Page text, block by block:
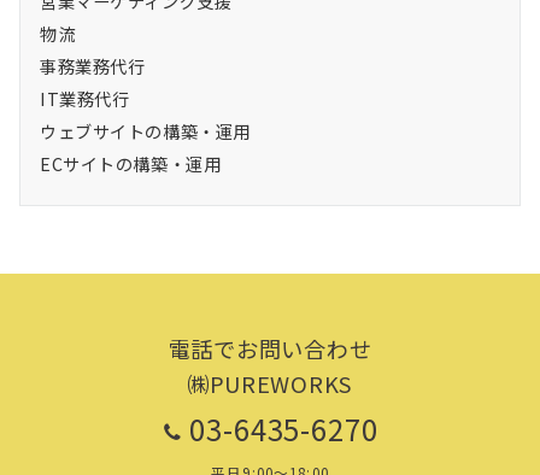
物流
事務業務代行
IT業務代行
ウェブサイトの構築・運用
ECサイトの構築・運用
電話でお問い合わせ
㈱PUREWORKS
03-6435-6270